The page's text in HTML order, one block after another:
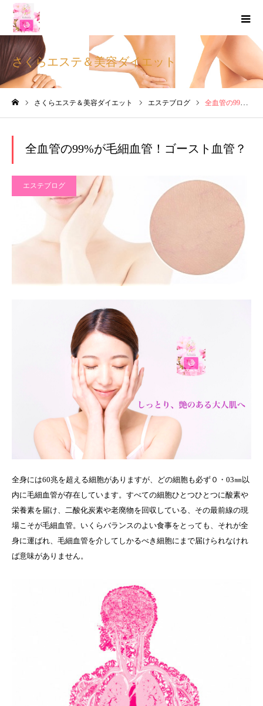
さくらエステ＆美容ダイエット
さくらエステ＆美容ダイエット エステブログ 全血管の99%が毛細血管！ゴースト血管？
全血管の99%が毛細血管！ゴースト血管？
エステブログ
全身には60兆を超える細胞がありますが、どの細胞も必ず０・03㎜以
内に毛細血管が存在しています。すべての細胞ひとつひとつに酸素や
栄養素を届け、二酸化炭素や老廃物を回収している、その最前線の現
場こそが毛細血管。いくらバランスのよい食事をとっても、それが全
身に運ばれ、毛細血管を介してしかるべき細胞にまで届けられなけれ
ば意味がありません。